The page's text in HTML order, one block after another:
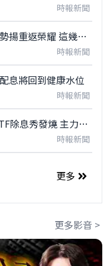
時報新聞
《基金》大盤動盪台股高息ETF逆勢揚重返榮耀 這幾檔本週人氣旺
時報新聞
息將回到健康水位
時報新聞
《基金》10月台股高「含積量」ETF除息秀發燒 主力買氣熱
時報新聞
更多
更多影音 >